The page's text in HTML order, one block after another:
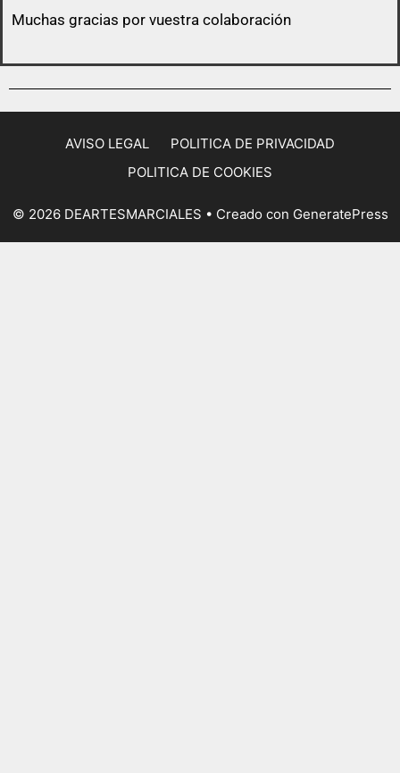
Muchas gracias por vuestra colaboración
AVISO LEGAL
POLITICA DE PRIVACIDAD
POLITICA DE COOKIES
© 2026 DEARTESMARCIALES • Creado con GeneratePress